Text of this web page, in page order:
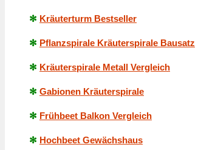
✻ Kräuterturm Bestseller
✻ Pflanzspirale Kräuterspirale Bausatz
✻ Kräuterspirale Metall Vergleich
✻ Gabionen Kräuterspirale
✻ Frühbeet Balkon Vergleich
✻ Hochbeet Gewächshaus